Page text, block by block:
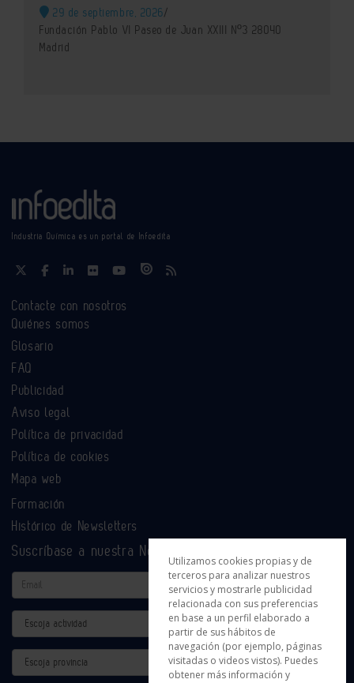
29 de septiembre, 2026/
Fundación Pablo VI Paseo de Juan XXIII Nº3 28040
Madrid
Industria Química es un portal de Infoedita
Contacte con nosotros
Quiénes somos
Glosario
FAQ
Publicidad
Aviso legal
Política de privacidad
Política de cookies
Mapa web
Formación
Histórico de Newsletters
Suscríbase a nuestra Newsletter
Email
Actividad
Provincia
Utilizamos cookies propias y de
terceros para analizar nuestros
servicios y mostrarle publicidad
relacionada con sus preferencias
en base a un perfil elaborado a
partir de sus hábitos de
navegación (por ejemplo, páginas
visitadas o videos vistos). Puedes
obtener más información y